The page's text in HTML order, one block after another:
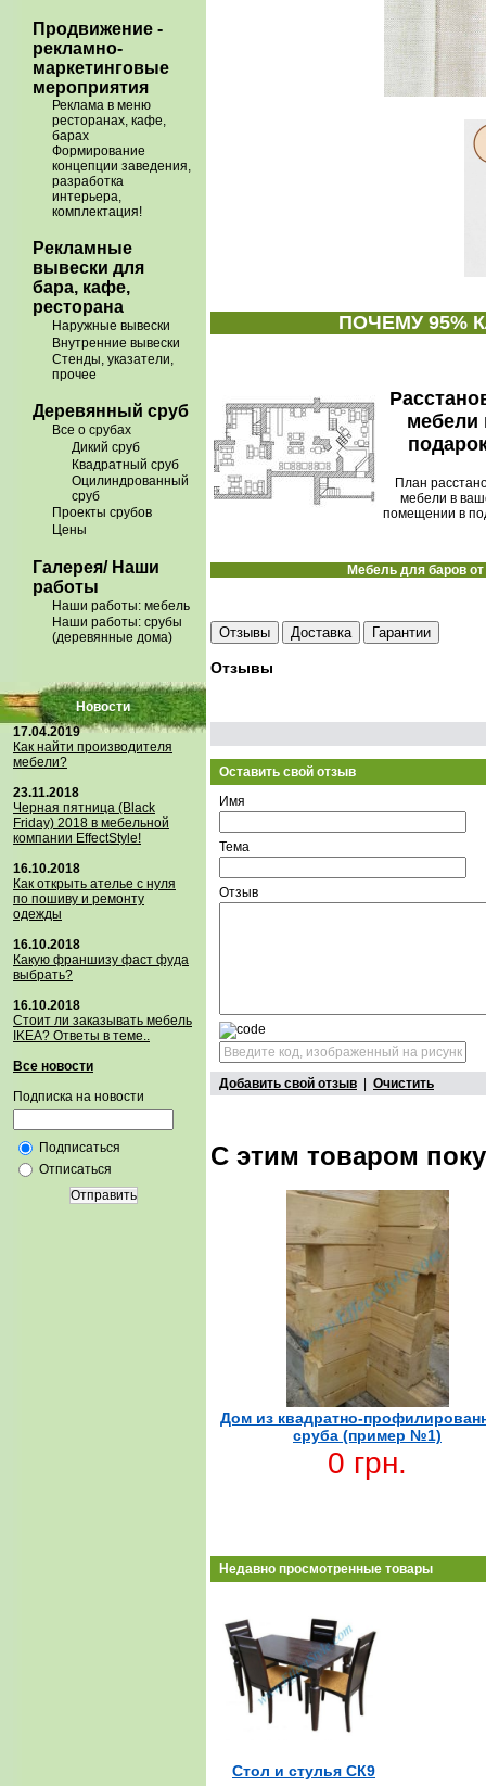
Продвижение -
рекламно-
маркетинговые
мероприятия
Реклама в меню
ресторанах, кафе,
барах
Формирование
концепции заведения,
разработка
интерьера,
комплектация!
Рекламные
вывески для
бара, кафе,
ресторана
Наружные вывески
Внутренние вывески
Стенды, указатели,
прочее
Деревянный сруб
Все о срубах
Дикий сруб
Квадратный сруб
Оцилиндрованный
сруб
Проекты срубов
Цены
Галерея/ Наши
работы
Наши работы: мебель
Наши работы: срубы
(деревянные дома)
Новости
17.04.2019
Как найти производителя
мебели?
23.11.2018
Черная пятница (Black
Friday) 2018 в мебельной
компании EffectStyle!
16.10.2018
Как открыть ателье с нуля
по пошиву и ремонту
одежды
16.10.2018
Какую франшизу фаст фуда
выбрать?
16.10.2018
Стoит ли заказывать мебель
IKEA? Ответы в теме..
Все новости
Подписка на новости
Подписаться
Отписаться
Отправить
ПОЧЕМУ 95%
мебели
План
мебели в
помещении в
Мебель для баров
Отзывы Доставка Гарантии
Отзывы
Оставить свой отзыв
Имя
Тема
Отзыв
Добавить свой отзыв Очистить
С этим товаром
Дом из квадратно-
сруба (пример №1)
0 грн.
Недавно просмотренные товары
Стол и стулья СК9